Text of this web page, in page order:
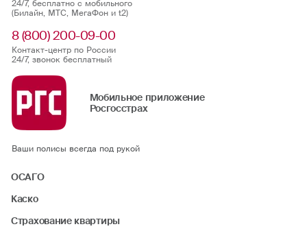
24/7, бесплатно с мобильного
(Билайн, МТС, МегаФон и t2)
8 (800) 200-09-00
Контакт-центр по России
24/7, звонок бесплатный
Мобильное приложение
Росгосстрах
Ваши полисы всегда под рукой
ОСАГО
Каско
Страхование квартиры